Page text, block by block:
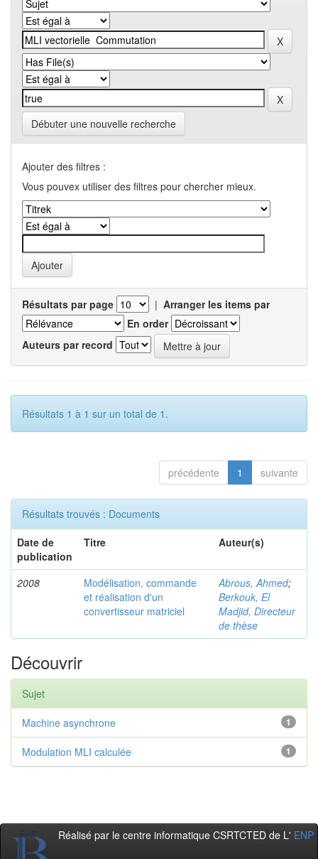
Débuter une nouvelle recherche
Ajouter des filtres :
Vous pouvex utiliser des filtres pour chercher mieux.
Résultats par page | Arranger les items par
En order
Auteurs par record
Résultats 1 à 1 sur un total de 1.
précédente 1 suivante
Résultats trouvés : Documents
Date de
publication
Titre Auteur(s)
2008
Modélisation, commande
et réalisation d'un
convertisseur matriciel
Abrous, Ahmed;
Berkouk, El
Madjid, Directeur
de thèse
Découvrir
Sujet
1
Machine asynchrone
1
Modulation MLI calculée
Réalisé par le centre informatique CSRTCTED de L' ENP